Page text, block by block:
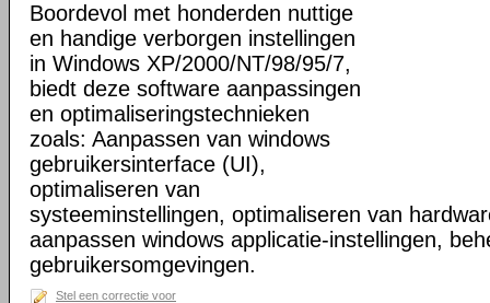
Boordevol met honderden nuttige
en handige verborgen instellingen
in Windows XP/2000/NT/98/95/7,
biedt deze software aanpassingen
en optimaliseringstechnieken
zoals: Aanpassen van windows
gebruikersinterface (UI),
optimaliseren van
systeeminstellingen, optimaliseren van
aanpassen windows applicatie-instellingen,
gebruikersomgevingen.
Stel een correctie voor